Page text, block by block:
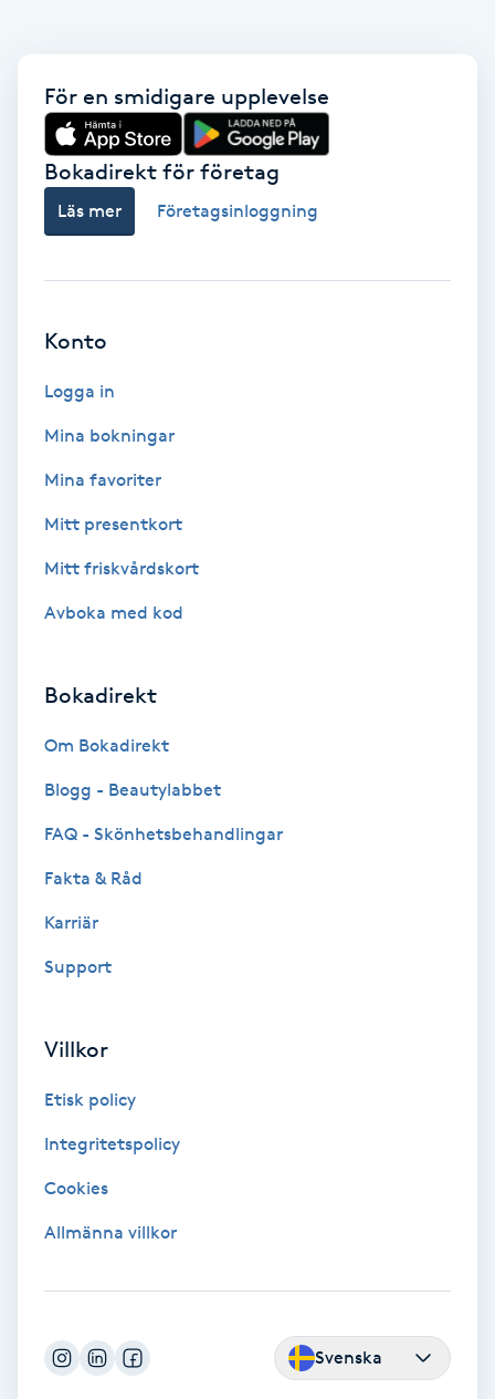
Klangmassage
Klippning
Kosmetisk tatuering
Kroppsinpackning
Kroppspeeling
Käkledsbehandling
Kärlbehandling
Laserbehandling
LED-ljusterapi
LPG-behandling
För en smidigare upplevelse
Bokadirekt för företag
Läs mer Företagsinloggning
Konto
Logga in
Mina bokningar
Mina favoriter
Mitt presentkort
Mitt friskvårdskort
Avboka med kod
Bokadirekt
Om Bokadirekt
Blogg - Beautylabbet
FAQ - Skönhetsbehandlingar
Fakta & Råd
Karriär
Support
Villkor
Etisk policy
Integritetspolicy
Cookies
Allmänna villkor
Svenska